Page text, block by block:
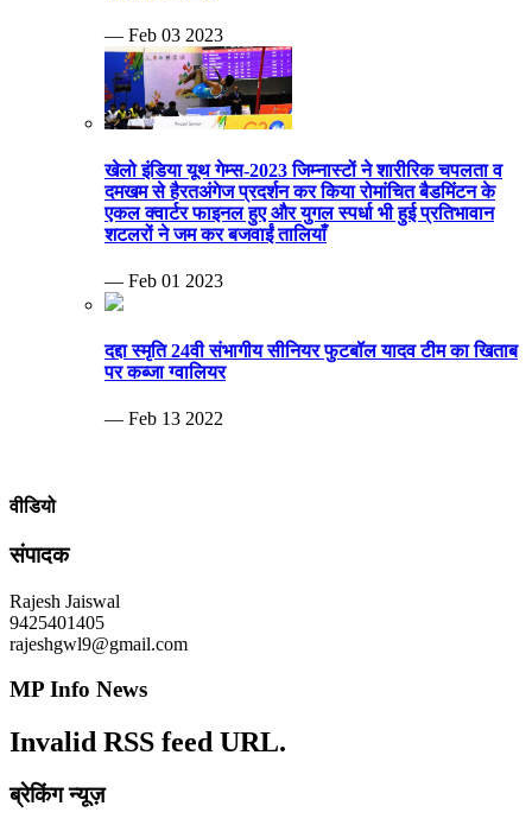
— Feb 03 2023
खेलो इंडिया यूथ गेम्स-2023 जिम्नास्टों ने शारीरिक चपलता व
दमखम से हैरतअंगेज प्रदर्शन कर किया रोमांचित बैडमिंटन के
एकल क्वार्टर फाइनल हुए और युगल स्पर्धा भी हुई प्रतिभावान
शटलरों ने जम कर बजवाईं तालियाँ
— Feb 01 2023
दद्दा स्मृति 24वी संभागीय सीनियर फुटबॉल यादव टीम का खिताब
पर कब्जा ग्वालियर
— Feb 13 2022
वीडियो
संपादक
Rajesh Jaiswal
9425401405
rajeshgwl9@gmail.com
MP Info News
Invalid RSS feed URL.
ब्रेकिंग न्यूज़